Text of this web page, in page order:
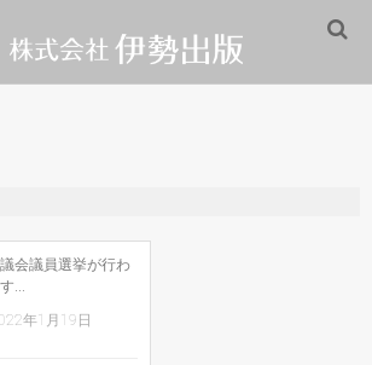
会議員選挙が行わ
...
年1月19日